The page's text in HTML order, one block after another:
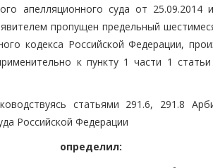
апелляционного суда от 25.09.2014
пропущен предельный
кодекса Российской Федерации,
к пункту 1 части 1
статьями 291.6, 291.8
Российской Федерации
определил: